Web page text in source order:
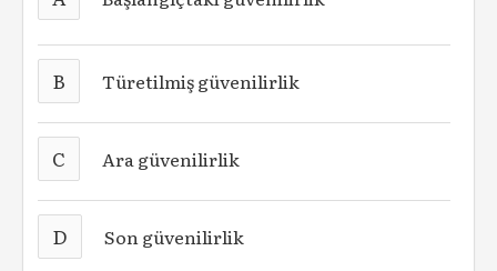
B Türetilmiş güvenilirlik
C Ara güvenilirlik
D Son güvenilirlik